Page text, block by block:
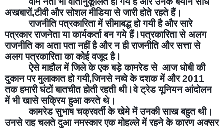
अखबारों,टीवी और सोशल मीडिया से जारी होते रहते हैं।
राजनीति पत्रकारिता में सीमाबद्ध हो गयी है और सारे
पत्रकार राजनेता या कार्यकर्ता बन गये हैं।पत्रकारिता से अलग
राजनीति का अता पता नहीं है और न ही राजनीति और सत्ता से
अलग पत्रकारिता का कोई वजूद है।
ऐसे माहौल में जिले के एक बड़े कामरेड से  आज धोबी की
दुकान पर मुलाकात हो गयी,जिनसे नब्वे के दशक में और 2011
तक हमारी घंटों बातचीत होती रहती थी।वे ट्रेड यूनियन आंदोलन
में भी खासे सक्रिय हुआ करते थे।
कामरेड सुभाष चक्रवर्ती के खेमे में उनकी साख बहुत थी।
उनसे राह चलते दुआ नमस्कार एक मोहल्ले में रहने के कारण अक्सर